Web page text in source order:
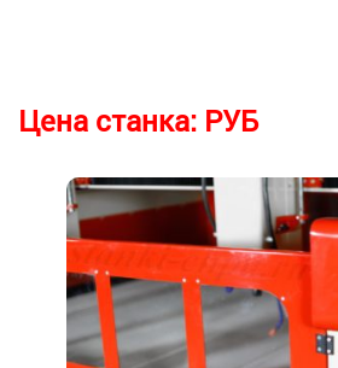
Цена станка: РУБ